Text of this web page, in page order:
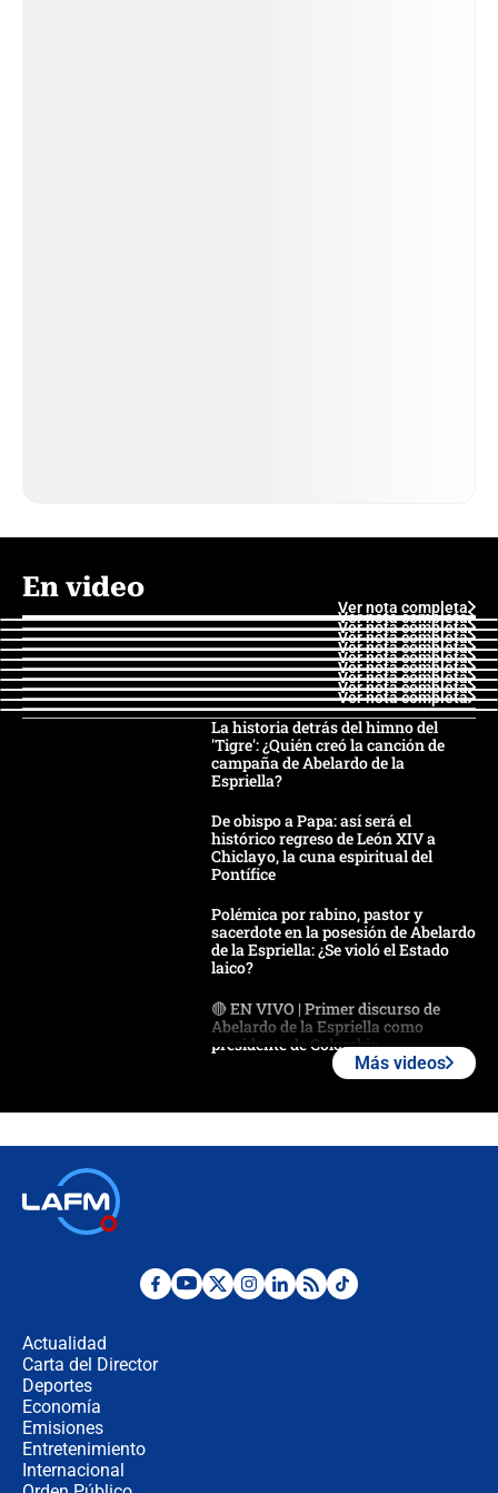
En video
Ver nota completa
Ver nota completa
Ver nota completa
Ver nota completa
Ver nota completa
Ver nota completa
Ver nota completa
Ver nota completa
Ver nota completa
Ver nota completa
La historia detrás del himno del
'Tigre': ¿Quién creó la canción de
campaña de Abelardo de la
Espriella?
De obispo a Papa: así será el
histórico regreso de León XIV a
Chiclayo, la cuna espiritual del
Pontífice
Polémica por rabino, pastor y
sacerdote en la posesión de Abelardo
de la Espriella: ¿Se violó el Estado
laico?
🔴 EN VIVO | Primer discurso de
Abelardo de la Espriella como
presidente de Colombia
Desde dermatitis hasta infecciones:
Más videos
Actualidad
Carta del Director
Deportes
Economía
Emisiones
Entretenimiento
Internacional